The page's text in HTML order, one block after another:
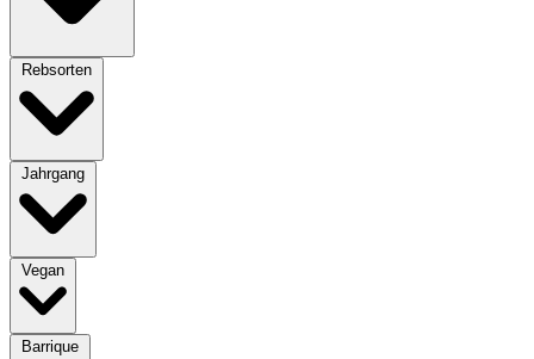
Rebsorten
Jahrgang
Vegan
Barrique